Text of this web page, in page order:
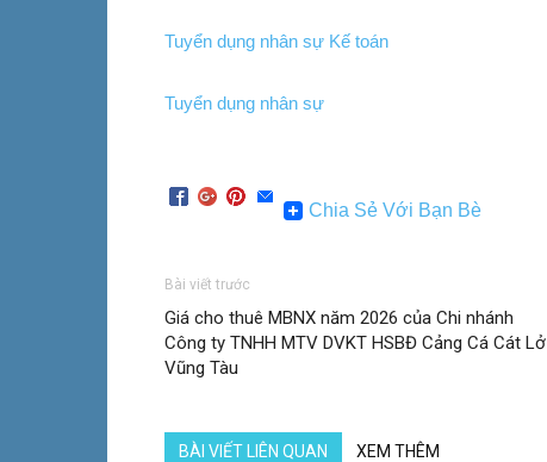
Tuyển dụng nhân sự Kế toán
Tuyển dụng nhân sự
Chia Sẻ Với Bạn Bè
Bài viết trước
Giá cho thuê MBNX năm 2026 của Chi nhánh
Công ty TNHH MTV DVKT HSBĐ Cảng Cá Cát Lở
Vũng Tàu
BÀI VIẾT LIÊN QUAN XEM THÊM